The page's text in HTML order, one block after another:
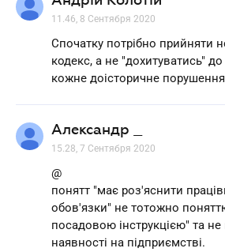
11.46, 8 Сентября 2020
Спочатку потрібно прийняти
кодекс, а не "дохитуватись"
кожне доісторичне порушення
Александр _
15.28, 7 Сентября 2020
@
понятт "має роз'яснити
обов'язки" не тотожно
посадовою інструкцією" та не
наявності на підприємстві.